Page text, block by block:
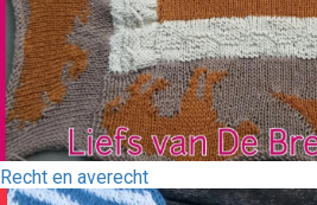
Recht en averecht